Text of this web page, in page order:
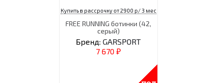
Купить в рассрочку от 2900 р/ 3 мес
FREE RUNNING ботинки (42,
серый)
Бренд: GARSPORT
7 670 ₽